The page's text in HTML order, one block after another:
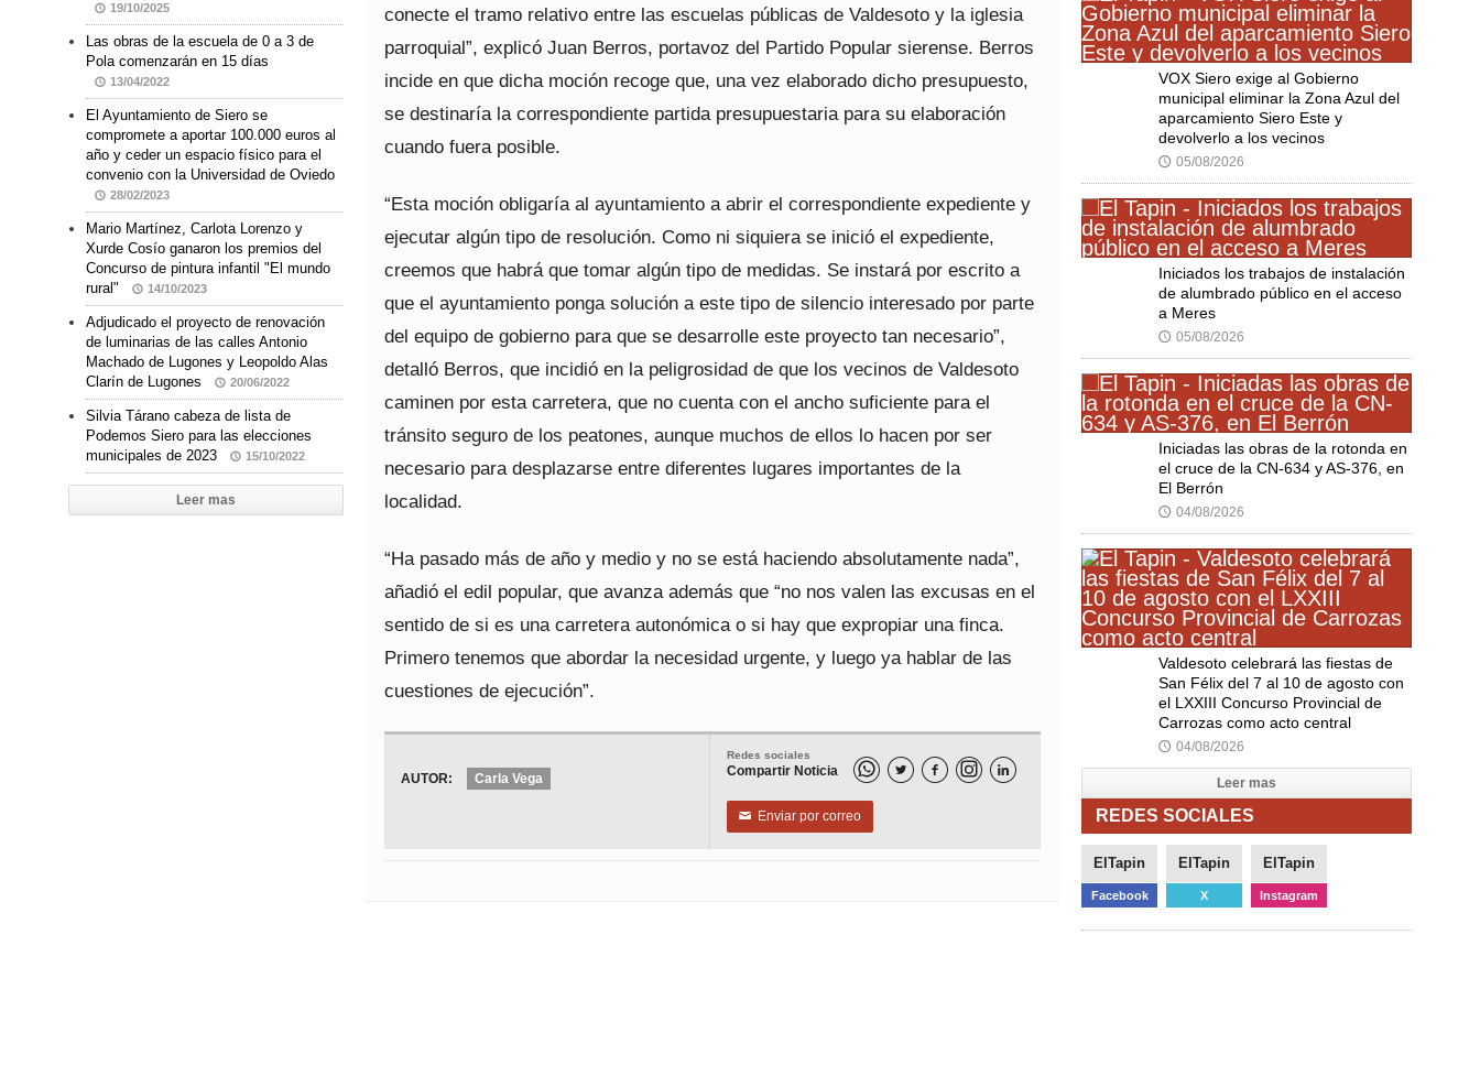
conecte el tramo relativo entre las escuelas públicas de Valdesoto y la iglesia
parroquial”, explicó Juan Berros, portavoz del Partido Popular sierense. Berros
incide en que dicha moción recoge que, una vez elaborado dicho presupuesto,
se destinaría la correspondiente partida presupuestaria para su elaboración
cuando fuera posible.
“Esta moción obligaría al ayuntamiento a abrir el correspondiente expediente y
ejecutar algún tipo de resolución. Como ni siquiera se inició el expediente,
creemos que habrá que tomar algún tipo de medidas. Se instará por escrito a
que el ayuntamiento ponga solución a este tipo de silencio interesado por parte
del equipo de gobierno para que se desarrolle este proyecto tan necesario”,
detalló Berros, que incidió en la peligrosidad de que los vecinos de Valdesoto
caminen por esta carretera, que no cuenta con el ancho suficiente para el
tránsito seguro de los peatones, aunque muchos de ellos lo hacen por ser
necesario para desplazarse entre diferentes lugares importantes de la
localidad.
“Ha pasado más de año y medio y no se está haciendo absolutamente nada”,
añadió el edil popular, que avanza además que “no nos valen las excusas en el
sentido de si es una carretera autonómica o si hay que expropiar una finca.
Primero tenemos que abordar la necesidad urgente, y luego ya hablar de las
cuestiones de ejecución”.
Redes sociales
Compartir Noticia   
✉ Enviar por correo
AUTOR: Carla Vega
19/10/2025
Las obras de la escuela de 0 a 3 de
Pola comenzarán en 15 días
13/04/2022
El Ayuntamiento de Siero se
compromete a aportar 100.000 euros al
año y ceder un espacio físico para el
convenio con la Universidad de Oviedo
28/02/2023
Mario Martínez, Carlota Lorenzo y
Xurde Cosío ganaron los premios del
Concurso de pintura infantil "El mundo
rural"
14/10/2023
Adjudicado el proyecto de renovación
de luminarias de las calles Antonio
Machado de Lugones y Leopoldo Alas
Clarín de Lugones
20/06/2022
Silvia Tárano cabeza de lista de
Podemos Siero para las elecciones
municipales de 2023
15/10/2022
Leer mas
VOX Siero exige al Gobierno
municipal eliminar la Zona Azul del
aparcamiento Siero Este y
devolverlo a los vecinos
🕔 05/08/2026
Iniciados los trabajos de instalación
de alumbrado público en el acceso
a Meres
🕔 05/08/2026
Iniciadas las obras de la rotonda en
el cruce de la CN-634 y AS-376, en
El Berrón
🕔 04/08/2026
Valdesoto celebrará las fiestas de
San Félix del 7 al 10 de agosto con
el LXXIII Concurso Provincial de
Carrozas como acto central
🕔 04/08/2026
Leer mas
REDES SOCIALES
ElTapin
Facebook
ElTapin
X
ElTapin
Instagram